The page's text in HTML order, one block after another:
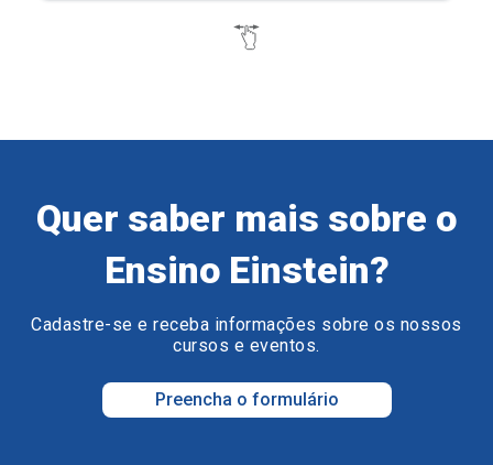
Quer saber mais sobre o
Ensino Einstein?
Cadastre-se e receba informações sobre os nossos
cursos e eventos.
Preencha o formulário